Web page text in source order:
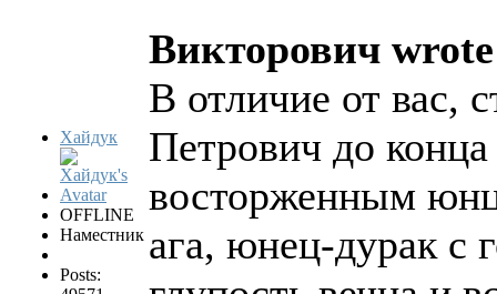
Хайдук
OFFLINE
Наместник
Posts:
Викторович
В отличие от вас,
Петрович до
восторженным
ага, юнец-дурак с